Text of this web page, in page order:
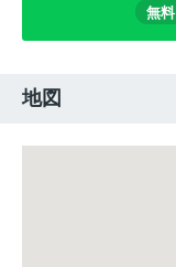
無料
地図